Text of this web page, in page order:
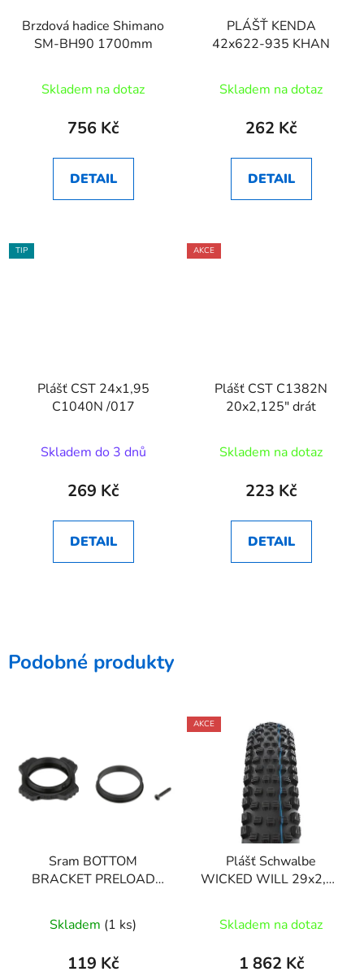
Brzdová hadice Shimano
SM-BH90 1700mm
Skladem na dotaz
756 Kč
DETAIL
PLÁŠŤ KENDA
42x622-935 KHAN
Skladem na dotaz
262 Kč
DETAIL
TIP
Plášť CST 24x1,95
C1040N /017
Skladem do 3 dnů
269 Kč
DETAIL
AKCE
Plášť CST C1382N
20x2,125" drát
Skladem na dotaz
223 Kč
DETAIL
Podobné produkty
Sram BOTTOM
BRACKET PRELOAD
(INCLUDING SCREW,
OUTERRING AND 2
Skladem (1 ks)
119 Kč
AKCE
Plášť Schwalbe
WICKED WILL 29x2,25
Skladem na dotaz
1 862 Kč